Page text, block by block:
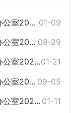
01-09
部门预算
08-29
部门决算
01-21
部门预算
09-05
部门决算
01-11
部门预算